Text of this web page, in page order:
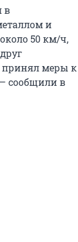
в
и
50 км/ч,
принял меры к
сообщили в